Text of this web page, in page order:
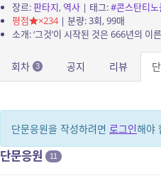
장르:판타지, 역사| 태그:#콘스탄티노
평점
×234| 분량: 3회, 99매
회차 3 공지 리뷰
단문응원을 작성하려면 로그인해야
단문응원 11